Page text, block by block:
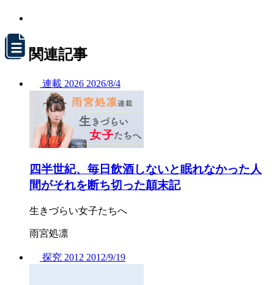
関連記事
連載 2026 2026/8/4
四半世紀、毎日飲酒しないと眠れなかった人
間がそれを断ち切った顛末記
生きづらい女子たちへ
雨宮処凛
探究 2012 2012/9/19